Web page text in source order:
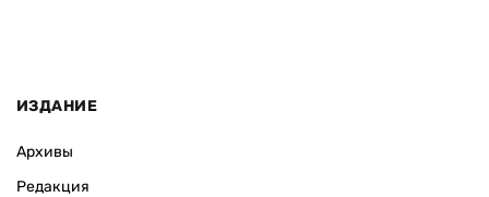
ИЗДАНИЕ
Архивы
Редакция